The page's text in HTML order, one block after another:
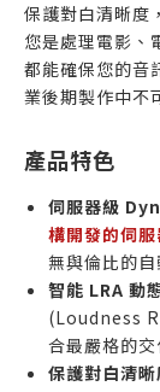
保護對白清晰度
您是處理電影、
都能確保您的音
業後期製作中不
產品特色
伺服器級
構開發的伺
無與倫比的自
智能 LRA 動
(Loudness
合最嚴格的交
保護對白清晰